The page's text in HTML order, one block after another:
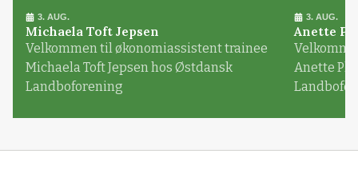
3. AUG.
Michaela Toft Jepsen
Velkommen til økonomiassistent trainee
Michaela Toft Jepsen hos Østdansk
Landboforening
3. AUG.
Anette
Anette